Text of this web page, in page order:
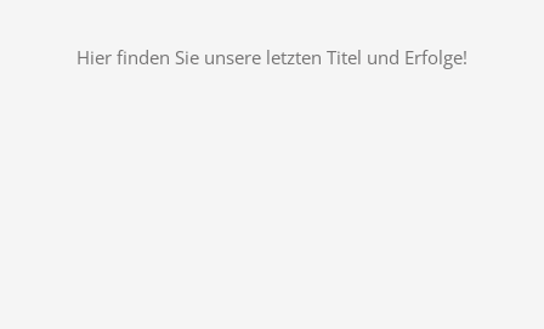
Hier finden Sie unsere letzten Titel und Erfolge!